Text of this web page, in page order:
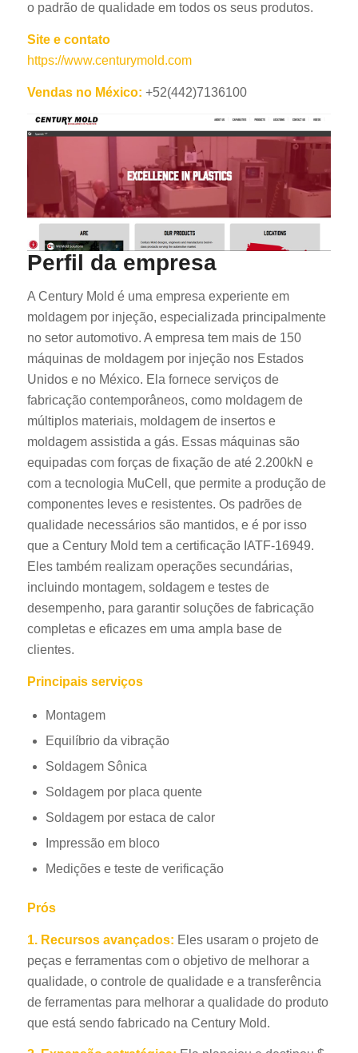
o padrão de qualidade em todos os seus produtos.
Site e contato
https://www.centurymold.com
Vendas no México: +52(442)7136100
Perfil da empresa
A Century Mold é uma empresa experiente em
moldagem por injeção, especializada principalmente
no setor automotivo. A empresa tem mais de 150
máquinas de moldagem por injeção nos Estados
Unidos e no México. Ela fornece serviços de
fabricação contemporâneos, como moldagem de
múltiplos materiais, moldagem de insertos e
moldagem assistida a gás. Essas máquinas são
equipadas com forças de fixação de até 2.200kN e
com a tecnologia MuCell, que permite a produção de
componentes leves e resistentes. Os padrões de
qualidade necessários são mantidos, e é por isso
que a Century Mold tem a certificação IATF-16949.
Eles também realizam operações secundárias,
incluindo montagem, soldagem e testes de
desempenho, para garantir soluções de fabricação
completas e eficazes em uma ampla base de
clientes.
Principais serviços
Montagem
Equilíbrio da vibração
Soldagem Sônica
Soldagem por placa quente
Soldagem por estaca de calor
Impressão em bloco
Medições e teste de verificação
Prós
1. Recursos avançados: Eles usaram o projeto de
peças e ferramentas com o objetivo de melhorar a
qualidade, o controle de qualidade e a transferência
de ferramentas para melhorar a qualidade do produto
que está sendo fabricado na Century Mold.